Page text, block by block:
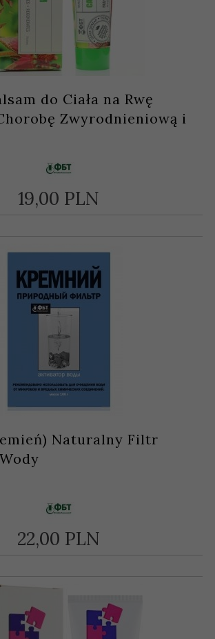
do Ciała na Rwę
Zwyrodnieniową i
19,00 PLN
Naturalny Filtr
22,00 PLN